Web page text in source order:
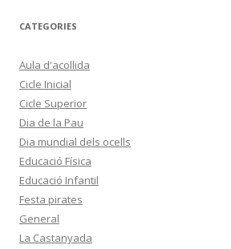
CATEGORIES
Aula d'acollida
Cicle Inicial
Cicle Superior
Dia de la Pau
Dia mundial dels ocells
Educació Física
Educació Infantil
Festa pirates
General
La Castanyada